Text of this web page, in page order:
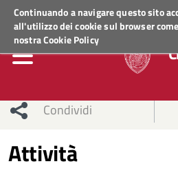
Continuando a navigare questo sito
all'utilizzo dei cookie sul browser
nostraCookie Policy
Regione Veneto
Condividi
Attività